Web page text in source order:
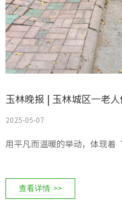
2025-05-07
用平凡而温暖的举动，体现着
查看详情 >>